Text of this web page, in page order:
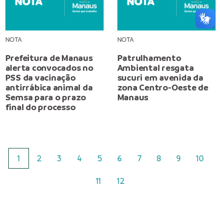
NOTA
Prefeitura de Manaus
alerta convocados no
PSS da vacinação
antirrábica animal da
Semsa para o prazo
final do processo
NOTA
Patrulhamento
Ambiental resgata
sucuri em avenida da
zona Centro-Oeste de
Manaus
1 2 3 4 5 6 7 8 9 10
11 12